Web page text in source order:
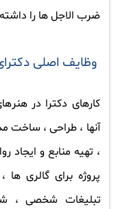
ضرب الاجل ها را
وظایف اصلی
کارهای دکترا در
آنها ، طراحی ، ساخت
، تهیه منابع و ایجاد
پروژه برای گالری
تبلیغات شخصی ،